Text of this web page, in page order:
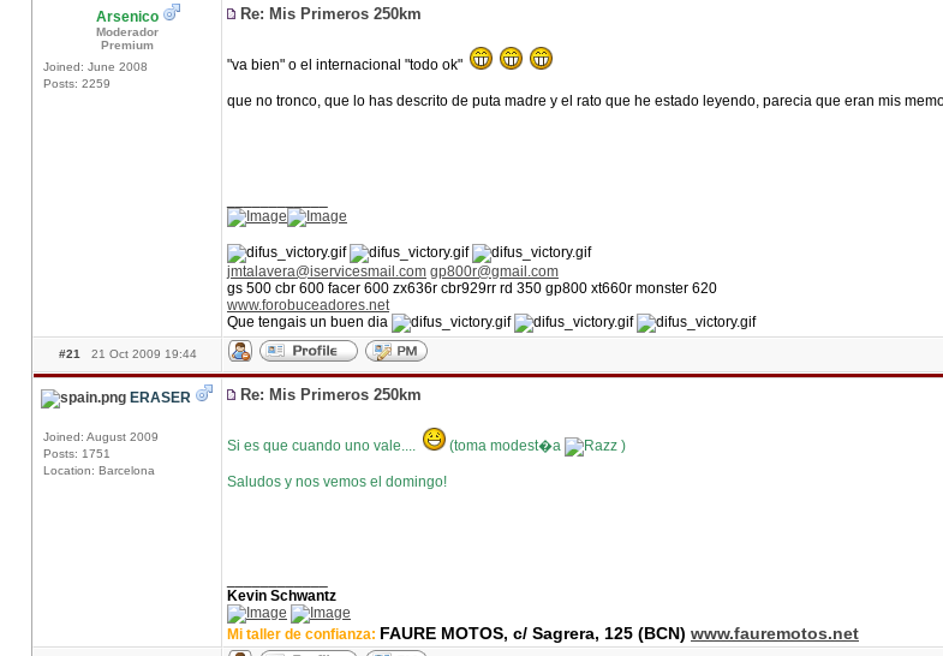
Arsenico
Moderador
Premium
Joined: June 2008
Posts: 2259
Re: Mis Primeros 250km
"va bien" o el internacional "todo ok"
que no tronco, que lo has descrito de puta madre y el rato que he estado leyendo, parecia que eran mis
jmtalavera@iservicesmail.com gp800r@gmail.com
gs 500 cbr 600 facer 600 zx636r cbr929rr rd 350 gp800 xt660r monster 620
www.forobuceadores.net
Que tengais un buen dia
#21 21 Oct 2009 19:44
ERASER
Joined: August 2009
Posts: 1751
Location: Barcelona
Re: Mis Primeros 250km
Si es que cuando uno vale.... (toma modest�a )
Saludos y nos vemos el domingo!
Kevin Schwantz
Mi taller de confianza: FAURE MOTOS, c/ Sagrera, 125 (BCN) www.fauremotos.net